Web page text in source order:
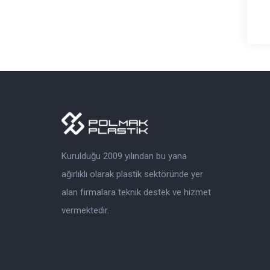
Kurulduğu 2009 yılından bu yana
ağırlıklı olarak plastik sektöründe yer
alan firmalara teknik destek ve hizmet
vermektedir.